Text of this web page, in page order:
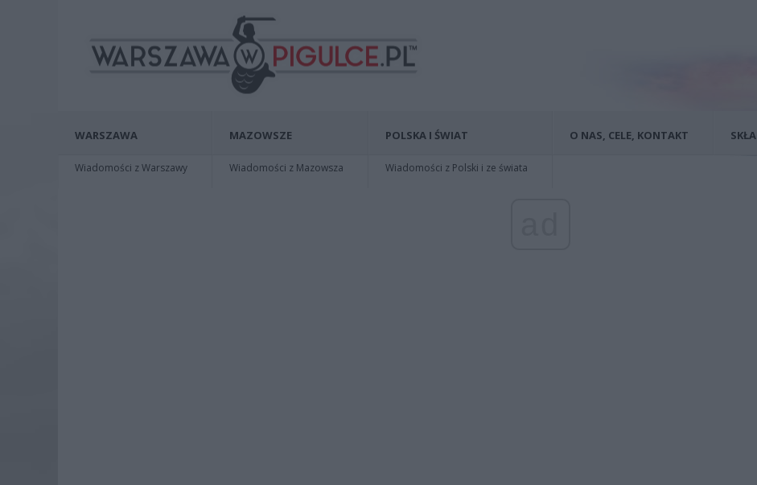
WARSZAWA
Wiadomości z Warszawy
MAZOWSZE
Wiadomości z Mazowsza
POLSKA I ŚWIAT
Wiadomości z Polski i ze świata
O NAS, CELE, KONTAKT